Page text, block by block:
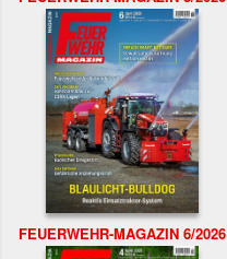
FEUERWEHR-MAGAZIN 6/2026